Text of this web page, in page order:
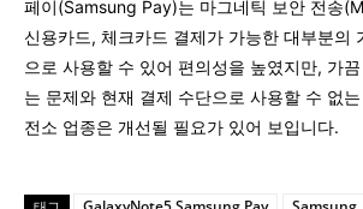
페이(Samsung Pay)는 마그네틱 보안 전송
신용카드, 체크카드 결제가 가능한 대부분의
으로 사용할 수 있어 편의성을 높였지만, 가
는 문제와 현재 결제 수단으로 사용할 수 없
전소 업종은 개선될 필요가 있어 보입니다.